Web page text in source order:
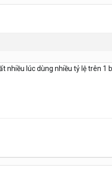
nhiều lúc dùng nhiều tỷ lệ trên 1